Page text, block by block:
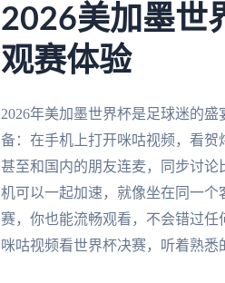
2026美加墨世
观赛体验
2026年美加墨世界杯是足球迷的
备：在手机上打开咪咕视频，看贺
甚至和国内的朋友连麦，同步讨
机可以一起加速，就像坐在同一
赛，你也能流畅观看，不会错过
咪咕视频看世界杯决赛，听着熟悉